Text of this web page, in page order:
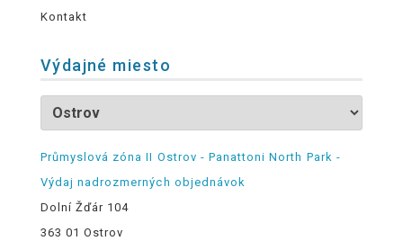
Kontakt
Výdajné miesto
Průmyslová zóna II Ostrov - Panattoni North Park -
Výdaj nadrozmerných objednávok
Dolní Žďár 104
363 01 Ostrov